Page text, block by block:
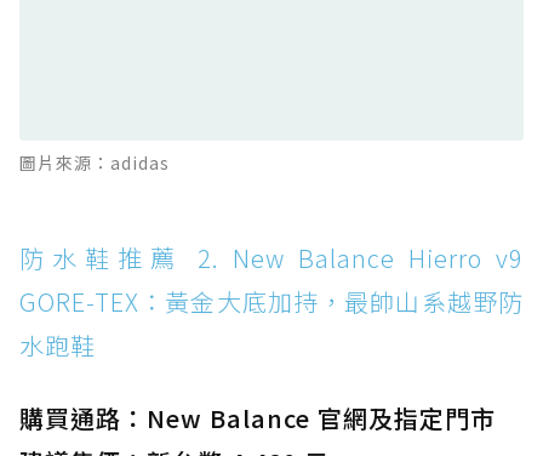
Boot：馬汀首款雨靴登場，經典八孔加上全防
防水鞋推薦 14. SKECHERS BADGER
WATERPROOF：一踩即穿懶人神器！搭載固特
異大底與全防水厚底健走鞋
防水鞋推薦 15. Brooks Cascadia 19 GTX：注
圖片來源：adidas
防水鞋推薦 2. New Balance Hierro v9
GORE-TEX：黃金大底加持，最帥山系越野防
水跑鞋
購買通路：New Balance 官網及指定門市